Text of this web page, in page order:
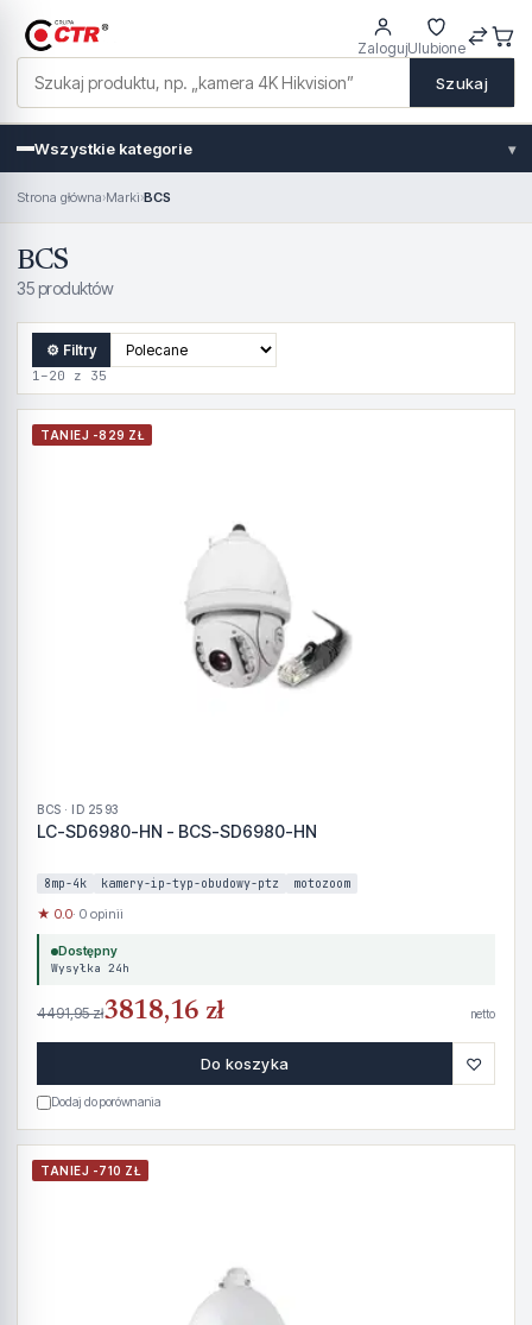
Szukaj
ZalogujUlubione
Wszystkie kategorie ▾
Strona główna›Marki›BCS
BCS
35 produktów
⚙ Filtry
1–20 z 35
TANIEJ -829 ZŁ
BCS · ID 2593
LC-SD6980-HN - BCS-SD6980-HN
8mp-4k kamery-ip-typ-obudowy-ptz motozoom
★ 0.0· 0 opinii
Dostępny
Wysyłka 24h
4491,95 zł3818,16 zł netto
Do koszyka ♡
Dodaj do porównania
TANIEJ -710 ZŁ